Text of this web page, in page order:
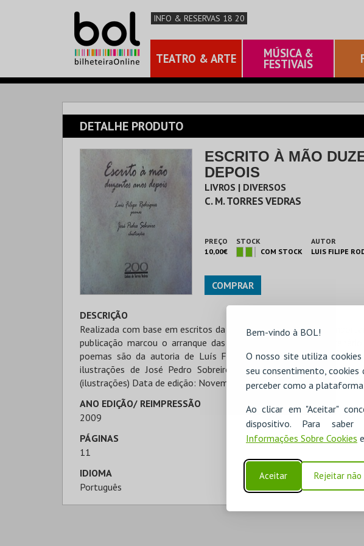
Bem-vindo à BOL!
O nosso site utiliza
seu consentimento, cookies
perceber como a
Ao clicar em "Aceitar"
dispositivo. Para
Informações Sobre Cookies e
Aceitar Rejeitar não
INFO & RESERVAS 18 20
TEATRO & ARTE MÚSICA &
FESTIVAIS
DETALHE PRODUTO
ESCRITO À MÃO
DEPOIS
LIVROS | DIVERSOS
C. M. TORRES VEDRAS
PREÇO
10,00€
STOCK
COM STOCK
AUTOR
LUIS FILIPE
COMPRAR
DESCRIÇÃO
Realizada com base em escritos da época e que constituem
publicação marcou o arranque das comemorações do Bicentenário
poemas são da autoria de Luís Filipe Rodrigues e todos eles
ilustrações de José Pedro Sobreiro. Autor: Luís Filipe Rodrigues
(ilustrações) Data de edição: Novembro 2009
ANO EDIÇÃO/ REIMPRESSÃO
2009
PÁGINAS
11
IDIOMA
Português